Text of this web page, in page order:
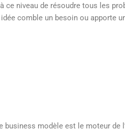
ce niveau de résoudre tous les
comble un besoin ou apporte
business modèle est le moteur de